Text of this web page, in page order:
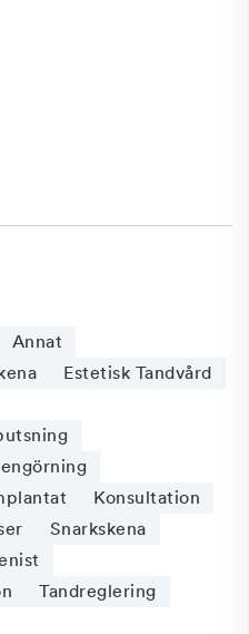
Annat
Estetisk Tandvård
Konsultation
Snarkskena
Tandreglering